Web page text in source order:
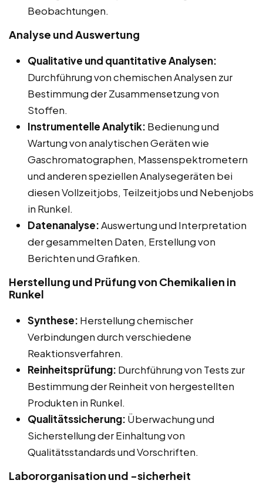
Beobachtungen.
Analyse und Auswertung
Qualitative und quantitative Analysen:
Durchführung von chemischen Analysen zur
Bestimmung der Zusammensetzung von
Stoffen.
Instrumentelle Analytik: Bedienung und
Wartung von analytischen Geräten wie
Gaschromatographen, Massenspektrometern
und anderen speziellen Analysegeräten bei
diesen Vollzeitjobs, Teilzeitjobs und Nebenjobs
in Runkel.
Datenanalyse:Auswertung und Interpretation
der gesammelten Daten, Erstellung von
Berichten und Grafiken.
Herstellung und Prüfung von Chemikalien in
Runkel
Synthese: Herstellung chemischer
Verbindungen durch verschiedene
Reaktionsverfahren.
Reinheitsprüfung: Durchführung von Tests zur
Bestimmung der Reinheit von hergestellten
Produkten in Runkel.
Qualitätssicherung: Überwachung und
Sicherstellung der Einhaltung von
Qualitätsstandards und Vorschriften.
Labororganisation und -sicherheit